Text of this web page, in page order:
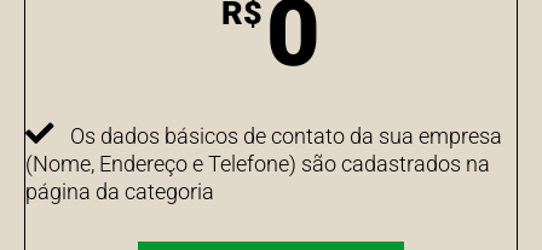
R$ 0
Os dados básicos de contato da sua empresa
(Nome, Endereço e Telefone) são cadastrados na
página da categoria